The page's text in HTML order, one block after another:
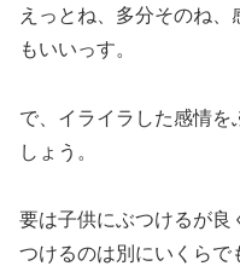
えっとね、多分そのね
もいいっす。
で、イライラした感情を
しょう。
要は子供にぶつけるが良
つけるのは別にいくらで